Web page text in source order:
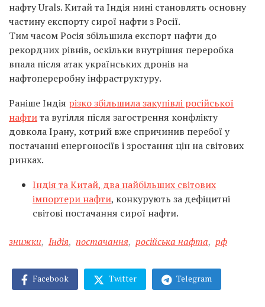
нафту Urals. Китай та Індія нині становлять основну
частину експорту сирої нафти з Росії.
Тим часом Росія збільшила експорт нафти до
рекордних рівнів, оскільки внутрішня переробка
впала після атак українських дронів на
нафтопереробну інфраструктуру.
Раніше Індія різко збільшила закупівлі російської
нафтита вугілля після загострення конфлікту
довкола Ірану, котрий вже спричинив перебої у
постачанні енергоносіїв і зростання цін на світових
ринках.
Індія та Китай, два найбільших світових
імпортери нафти, конкурують за дефіцитні
світові постачання сирої нафти.
знижки, Індія, постачання, російська нафта, рф
Facebook Twitter Telegram